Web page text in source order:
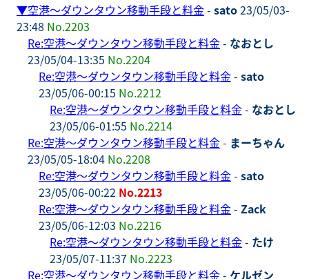
▼空港～ダウンタウン移動手段と料金- sato23/05/03-
23:48 No.2203
Re:空港～ダウンタウン移動手段と料金- なおとし
23/05/04-13:35 No.2204
Re:空港～ダウンタウン移動手段と料金- sato
23/05/06-00:15 No.2212
Re:空港～ダウンタウン移動手段と料金- なおとし
23/05/06-01:55 No.2214
Re:空港～ダウンタウン移動手段と料金- まーちゃん
23/05/05-18:04 No.2208
Re:空港～ダウンタウン移動手段と料金- sato
23/05/06-00:22 No.2213
Re:空港～ダウンタウン移動手段と料金- Zack
23/05/06-12:03 No.2216
Re:空港～ダウンタウン移動手段と料金- たけ
23/05/07-11:37 No.2223
Re:空港～ダウンタウン移動手段と料金- ケルゼン